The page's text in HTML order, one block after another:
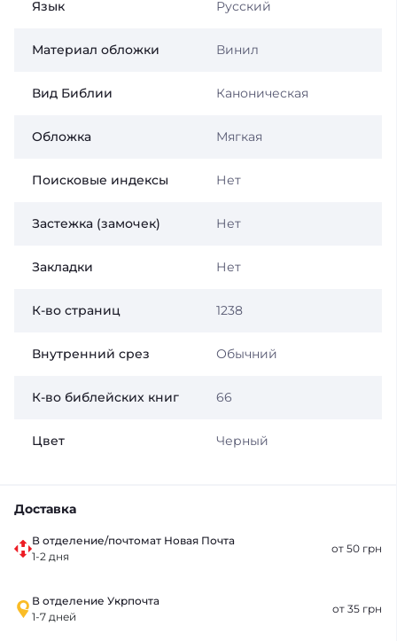
Язык Русский
Материал обложки Винил
Вид Библии Каноническая
Обложка Мягкая
Поисковые индексы Нет
Застежка (замочек) Нет
Закладки Нет
К-во страниц 1238
Внутренний срез Обычний
К-во библейских книг 66
Цвет Черный
Доставка
В отделение/почтомат Новая Почта
1-2 дня
от 50 грн
В отделение Укрпочта
1-7 дней
от 35 грн